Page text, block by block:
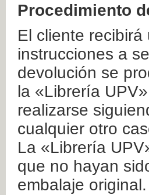
Procedimiento
El cliente
instrucciones a
devolución se
la «Librería
realizarse
cualquier otro
La «Librería
que no hayan
embalaje original.